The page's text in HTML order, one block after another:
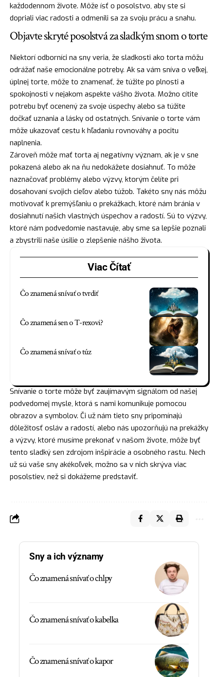
každodennom živote. Môže ísť o posolstvo, aby ste si
dopriali viac radosti a odmenili sa za svoju prácu a snahu.
Objavte skryté posolstvá za sladkým snom o torte
Niektorí odborníci na sny veria, že sladkosti ako torta môžu
odrážať naše emocionálne potreby. Ak sa vám sníva o veľkej,
úplnej torte, môže to znamenať, že túžite po plnosti a
spokojnosti v nejakom aspekte vášho života. Možno cítite
potrebu byť ocenený za svoje úspechy alebo sa túžite
dočkať uznania a lásky od ostatných. Snívanie o torte vám
môže ukazovať cestu k hľadaniu rovnováhy a pocitu
naplnenia.
Zároveň môže mať torta aj negatívny význam, ak je v sne
pokazená alebo ak na ňu nedokážete dosiahnuť. To môže
naznačovať problémy alebo výzvy, ktorým čelíte pri
dosahovaní svojich cieľov alebo túžob. Takéto sny nás môžu
motivovať k premýšľaniu o prekážkach, ktoré nám bránia v
dosiahnutí našich vlastných úspechov a radostí. Sú to výzvy,
ktoré nám podvedomie nastavuje, aby sme sa lepšie poznali
a zbystrili naše úsilie o zlepšenie nášho života.
Viac Čítať
Čo znamená snívať o tvrdiť
Čo znamená sen o T-rexovi?
Čo znamená snívať o túz
Snívanie o torte môže byť zaujímavým signálom od našej
podvedomej mysle, ktorá s nami komunikuje pomocou
obrazov a symbolov. Či už nám tieto sny pripomínajú
dôležitosť osláv a radostí, alebo nás upozorňujú na prekážky
a výzvy, ktoré musíme prekonať v našom živote, môže byť
tento sladký sen zdrojom inšpirácie a osobného rastu. Nech
už sú vaše sny akékoľvek, možno sa v nich skrýva viac
posolstiev, než si dokážeme predstaviť.
Sny a ich významy
Čo znamená snívať o chlpy
Čo znamená snívať o kabelka
Čo znamená snívať o kapor